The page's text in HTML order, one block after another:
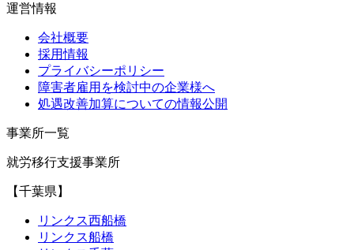
運営情報
会社概要
採用情報
プライバシーポリシー
障害者雇用を検討中の企業様へ
処遇改善加算についての情報公開
事業所一覧
就労移行支援事業所
【千葉県】
リンクス西船橋
リンクス船橋